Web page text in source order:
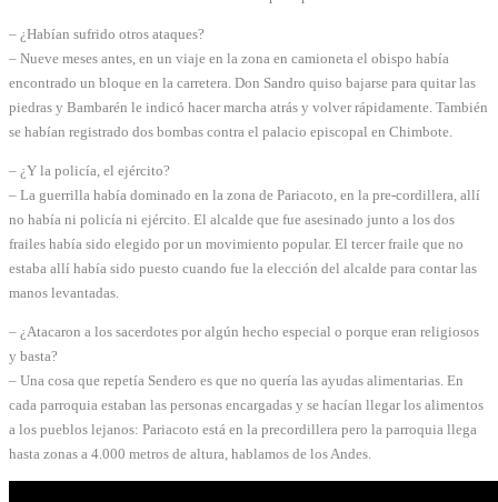
– ¿Habían sufrido otros ataques?
– Nueve meses antes, en un viaje en la zona en camioneta el obispo había
encontrado un bloque en la carretera. Don Sandro quiso bajarse para quitar las
piedras y Bambarén le indicó hacer marcha atrás y volver rápidamente. También
se habían registrado dos bombas contra el palacio episcopal en Chimbote.
– ¿Y la policía, el ejército?
– La guerrilla había dominado en la zona de Pariacoto, en la pre-cordillera, allí
no había ni policía ni ejército. El alcalde que fue asesinado junto a los dos
frailes había sido elegido por un movimiento popular. El tercer fraile que no
estaba allí había sido puesto cuando fue la elección del alcalde para contar las
manos levantadas.
– ¿Atacaron a los sacerdotes por algún hecho especial o porque eran religiosos
y basta?
– Una cosa que repetía Sendero es que no quería las ayudas alimentarias. En
cada parroquia estaban las personas encargadas y se hacían llegar los alimentos
a los pueblos lejanos: Pariacoto está en la precordillera pero la parroquia llega
hasta zonas a 4.000 metros de altura, hablamos de los Andes.